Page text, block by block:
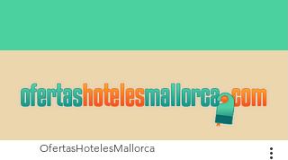
OfertasHotelesMallorca